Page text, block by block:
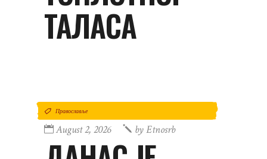
ТАЛАСА
Православље
August 2, 2026 byEtnosrb